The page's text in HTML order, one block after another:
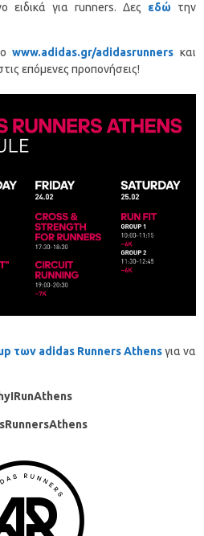
ειδικά για runners. Δες εδώ την
www.adidas.gr/adidasrunners και
επόμενες προπονήσεις!
των adidas Runners Athensγια να